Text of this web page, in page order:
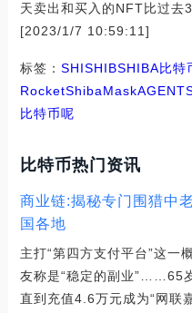
天卖出和买入的NFT比过去
[2023/1/7 10:59:11]
标签： SHISHIBSHIBA比特
RocketShibaMask
比特币呢
比特币热门资讯
商业链:揭秘专门围猎中
国各地
主打“第四方支付平台”这一
友称是“稳定的副业”……65
直到充值4.6万元成为“网联